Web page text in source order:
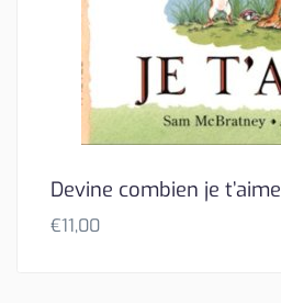
Devine combien je t’aime
€11,00